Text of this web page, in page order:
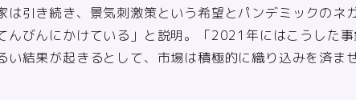
は引き続き、景気刺激策という希望とパンデミックのネ
んびんにかけている」と説明。「2021年にはこうした事
い結果が起きるとして、市場は積極的に織り込みを済ませ